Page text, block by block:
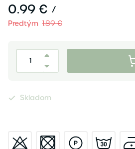
0.99 € /
Predtým 1.89 €
Skladom